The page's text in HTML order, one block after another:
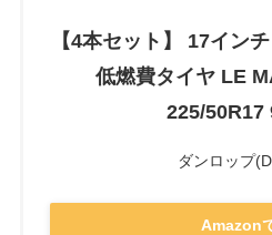
【4本セット】 17イン
低燃費タイヤ LE
225/50R17
ダンロップ
Amazon